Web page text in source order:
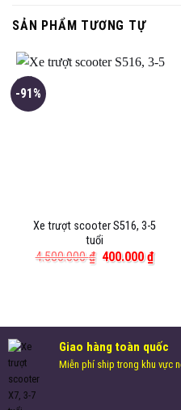
SẢN PHẨM TƯƠNG TỰ
-91%
Xe trượt scooter S516, 3-5
tuổi
4.500.000₫ Giá
400.000₫Giá
hiện
Giao hàng toàn quốc
Miễn phí ship trong khu vực